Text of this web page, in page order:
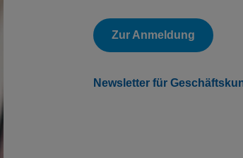
Zur Anmeldung
Newsletter für